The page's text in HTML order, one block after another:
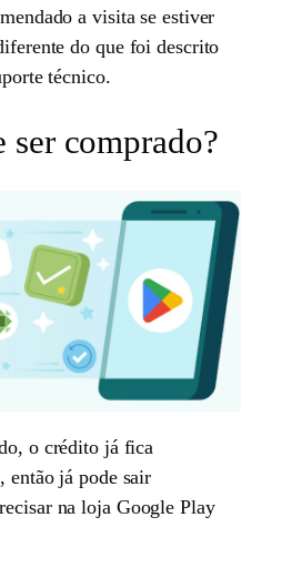
a visita se estiver
do que foi descrito
técnico.
ser comprado?
o crédito já fica
então já pode sair
na loja Google Play